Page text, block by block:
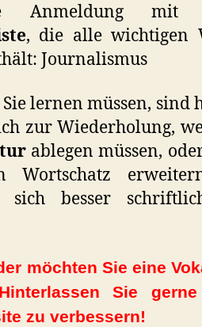
mit
, die alle wichtigen
Journalismus
lernen müssen, sind
zur Wiederholung,
ablegen müssen,
Wortschatz
sich besser
möchten Sie eine
Sie
zu verbessern!